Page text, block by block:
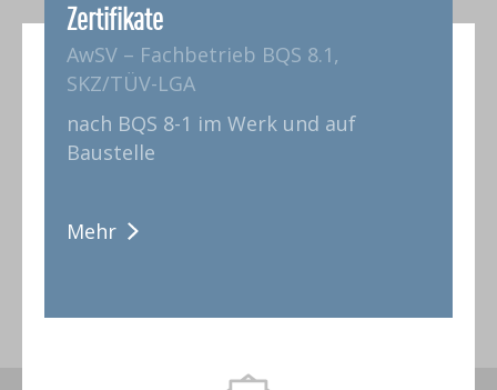
Zertifikate
AwSV – Fachbetrieb BQS 8.1,
SKZ/TÜV-LGA
nach BQS 8-1 im Werk und auf
Baustelle
Mehr